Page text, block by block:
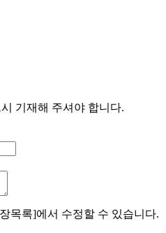
기재해 주셔야 합니다.
목록]에서 수정할 수 있습니다.